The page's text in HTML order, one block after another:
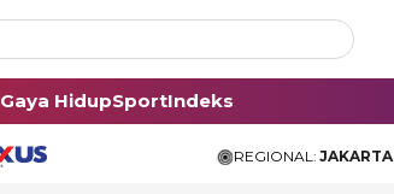
Gaya HidupSportIndeks
REGIONAL: JAKARTA